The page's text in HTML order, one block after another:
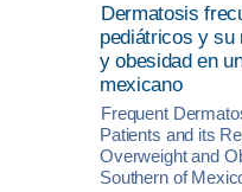
Dermatosis
pediátricos y su
y obesidad en
mexicano
Frequent
Patients and its
Overweight and
Southern of